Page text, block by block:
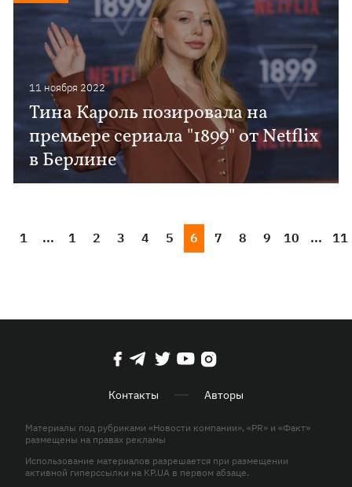
11 ноября 2022
Тина Кароль позировала на
премьере сериала "1899" от Netflix
в Берлине
1 ... 1 2 3 4 5 6 7 8 9 10 ... 11
Контакты Авторы
Материалы под рубриками «Новости компании», «PR» и «Факт»
размещены на правах рекламы
Использование материалов разрешается при размещении
активной гиперссылки на KP.UA в первом абзаце.